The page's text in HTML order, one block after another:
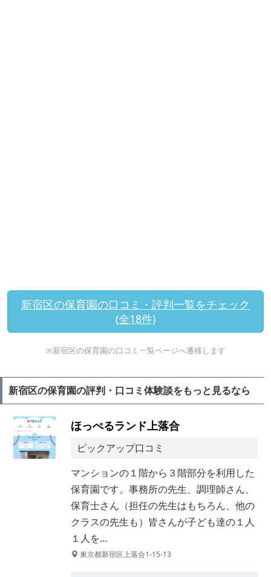
新宿区の保育園の口コミ・評判一覧をチェック
(全18件)
※新宿区の保育園の口コミ一覧ページへ遷移します
新宿区の保育園の評判・口コミ体験談をもっと見るなら
ほっぺるランド上落合
ピックアップ口コミ
マンションの１階から３階部分を利用した
保育園です。事務所の先生、調理師さん、
保育士さん（担任の先生はもちろん、他の
クラスの先生も）皆さんが子ども達の１人
１人を…
東京都新宿区上落合1-15-13